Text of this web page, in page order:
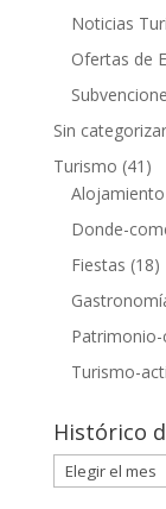
Noticias
Ofertas de
Sin categorizar
Turismo (41)
Alojamiento
Donde-
Fiestas (18)
Patrimonio-
Turismo-
Histórico
Histórico
de